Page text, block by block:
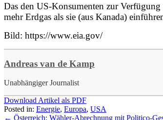
Das den US-Konsumenten zur
mehr Erdgas als sie (aus Kanada)
Bild: https://www.eia.gov/
Andreas van de Kamp
Unabhängiger Journalist
Download Artikel als PDF
Posted in: Energie, Europa, USA
← Österreich: Wähler-Abrechnung mit Politico-